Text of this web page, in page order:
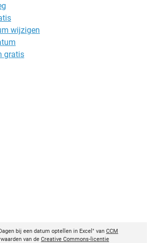
wijzigen
gratis
bij een datum optellen in Excel" van CCM
van de Creative Commons-licentie